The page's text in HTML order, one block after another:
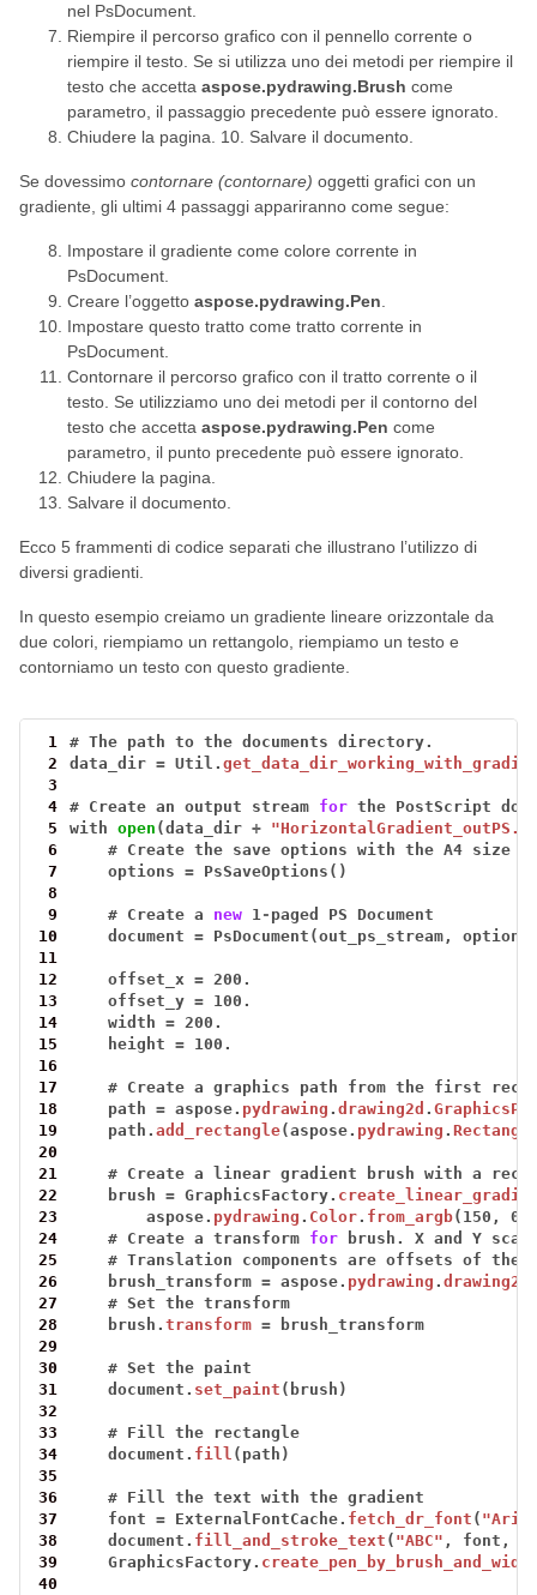
nel PsDocument.
Riempire il percorso grafico con il pennello corrente o
riempire il testo. Se si utilizza uno dei metodi per riempire il
testo che accetta aspose.pydrawing.Brush come
parametro, il passaggio precedente può essere ignorato.
Chiudere la pagina. 10. Salvare il documento.
Se dovessimo contornare (contornare) oggetti grafici con un
gradiente, gli ultimi 4 passaggi appariranno come segue:
Impostare il gradiente come colore corrente in
PsDocument.
Creare l’oggetto aspose.pydrawing.Pen.
Impostare questo tratto come tratto corrente in
PsDocument.
Contornare il percorso grafico con il tratto corrente o il
testo. Se utilizziamo uno dei metodi per il contorno del
testo che accetta aspose.pydrawing.Pen come
parametro, il punto precedente può essere ignorato.
Chiudere la pagina.
Salvare il documento.
Ecco 5 frammenti di codice separati che illustrano l’utilizzo di
diversi gradienti.
In questo esempio creiamo un gradiente lineare orizzontale da
due colori, riempiamo un rettangolo, riempiamo un testo e
contorniamo un testo con questo gradiente.
1 # The path to the documents
directory.
2
data_dir = Util.
3
4
# Create an output stream for the PostScript
5
with open (data_dir +
6
# Create the save options with the A4 size
7
options = PsSaveOptions()
8
9
# Create a new 1- paged PS
Document
10
document = PsDocument(out_ps_stream,
11
12
offset_x = 200.
13
offset_y = 100.
14
width = 200.
15
height = 100.
16
17
# Create a graphics path from the first
18
path = aspose. pydrawing .drawing2d .
19
path.add_rectangle(aspose. pydrawing .
20
21
# Create a linear gradient brush with a
22
brush = GraphicsFactory.
23
aspose. pydrawing . Color. from_argb(150,
0,
24
# Create a transform for brush. X and Y
25
# Translation components are offsets of the
26
brush_transform = aspose. pydrawing .drawing2d
27
# Set the transform
28
brush.transform =
brush_transform
29
30
# Set the paint
31
document. set_paint (brush)
32
33
# Fill the rectangle
34
document. fill (path)
35
36
# Fill the text with the gradient
37
font = ExternalFontCache. fetch_dr_font (
38
document. fill_and_stroke_text ( "ABC" , font,
39
GraphicsFactory.
40